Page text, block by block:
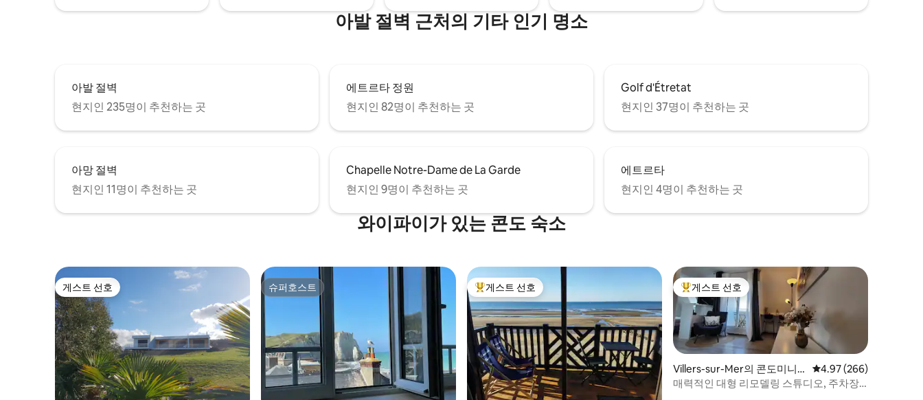
아발 절벽 근처의 기타 인기 명소
아발 절벽
현지인 235명이 추천하는 곳
에트르타 정원
현지인 82명이 추천하는 곳
Golf d'Étretat
현지인 37명이 추천하는 곳
아망 절벽
현지인 11명이 추천하는 곳
Chapelle Notre-Dame de La Garde
현지인 9명이 추천하는 곳
에트르타
현지인 4명이 추천하는 곳
와이파이가 있는 콘도 숙소
게스트 선호
게스트 선호 슈퍼호스트
슈퍼호스트 상위 게스트 선호
게스트 선호 상위 게스트 선호
게스트 선호
Villers-sur-Mer의 콘도미니
엄
평점 4.97점(5점 만점),
4.97 (266)
매력적인 대형 리모델링 스튜디오, 주차장